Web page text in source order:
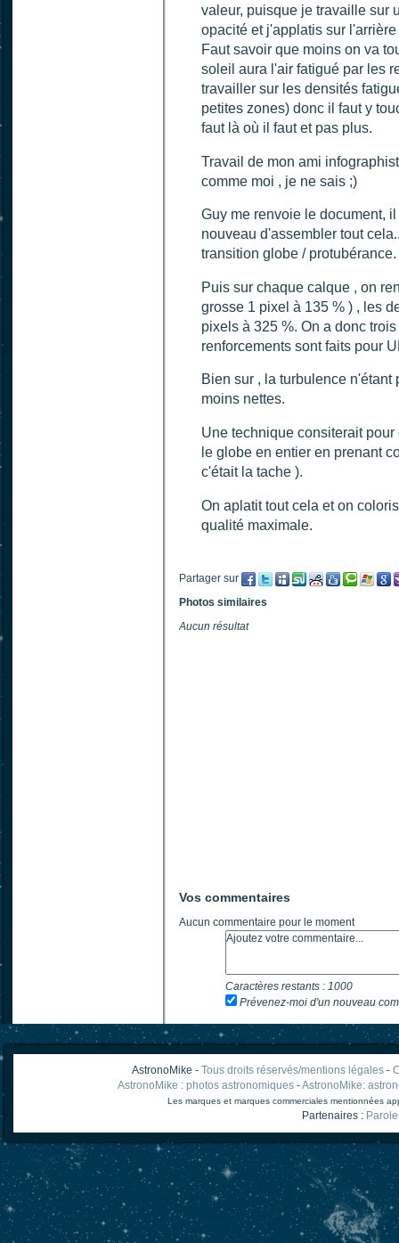
valeur, puisque je travaille sur
opacité et j'applatis sur
Faut savoir que moins on va
soleil aura l'air fatigué par les
travailler sur les densités
petites zones) donc il faut y
faut là où il faut et pas plus.
Travail de mon ami
comme moi , je ne sais ;)
Guy me renvoie le document,
nouveau d'assembler tout
transition globe / protubérance.
Puis sur chaque calque , on
grosse 1 pixel à 135 % ) , les
pixels à 325 %. On a donc
renforcements sont faits pour
Bien sur , la turbulence
moins nettes.
Une technique consiterait
le globe en entier en prenant
c'était la tache ).
On aplatit tout cela et on
qualité maximale.
Partager sur
Photos similaires
Aucun résultat
Vos commentaires
Aucun commentaire pour le moment
Caractères restants : 1000
Prévenez-moi d'un nouveau
AstronoMike - Tous droits réservés/mentions légales-
AstronoMike : photos astronomiques -AstronoMike:
Les marques et marques commerciales mentionnées
Partenaires :